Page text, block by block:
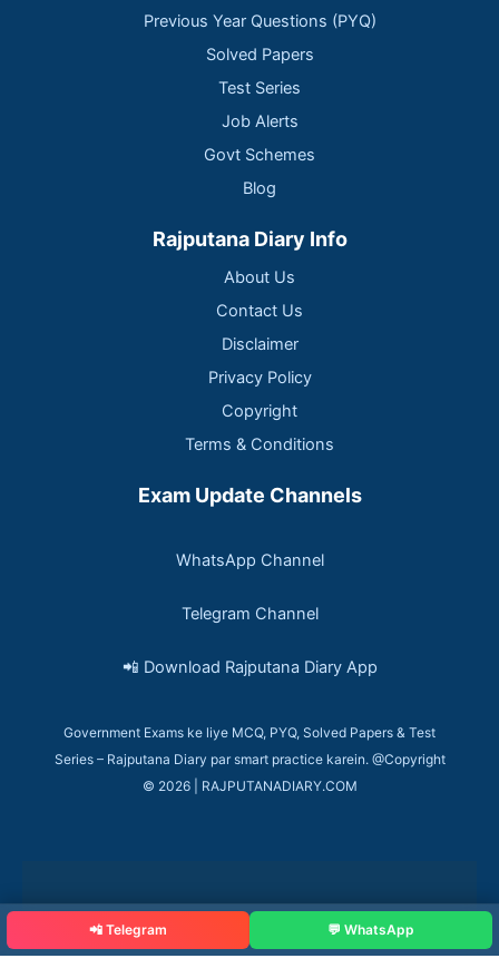
Previous Year Questions (PYQ)
Solved Papers
Test Series
Job Alerts
Govt Schemes
Blog
Rajputana Diary Info
About Us
Contact Us
Disclaimer
Privacy Policy
Copyright
Terms & Conditions
Exam Update Channels
WhatsApp Channel
Telegram Channel
📲 Download Rajputana Diary App
Government Exams ke liye MCQ, PYQ, Solved Papers & Test
Series – Rajputana Diary par smart practice karein. @Copyright
© 2026 | RAJPUTANADIARY.COM
📲 Telegram 💬 WhatsApp